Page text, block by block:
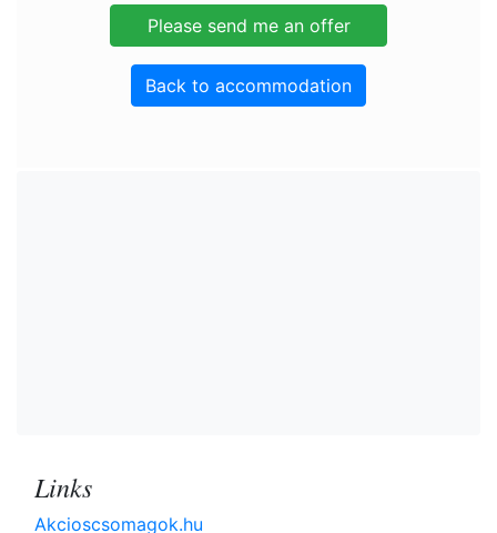
Back to accommodation
Links
Akcioscsomagok.hu